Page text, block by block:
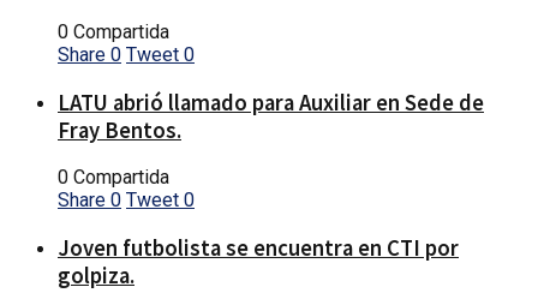
0 Compartida
Share 0 Tweet 0
LATU abrió llamado para Auxiliar en Sede de
Fray Bentos.
0 Compartida
Share 0 Tweet 0
Joven futbolista se encuentra en CTI por
golpiza.